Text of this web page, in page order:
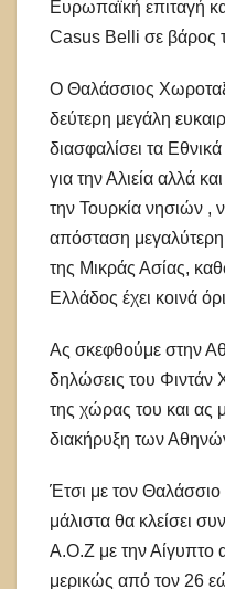
Ευρωπαϊκή επιταγή
Casus Belli σε βάρος
Ο Θαλάσσιος
δεύτερη μεγάλη
διασφαλίσει τα
για την Αλιεία αλλά
την Τουρκία νησιών ,
απόσταση
της Μικράς Ασίας,
Ελλάδος έχει κοινά
Ας σκεφθούμε στην
δηλώσεις του Φιντάν
της χώρας του και ας
διακήρυξη των
Έτσι με τον
μάλιστα θα κλείσει
Α.Ο.Ζ με την Αίγυπτο
μερικώς από τον 26